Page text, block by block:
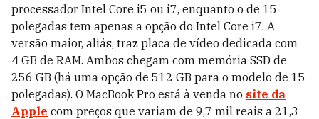
processador Intel Core i5 ou i7, enquanto o de 15
polegadas tem apenas a opção do Intel Core i7. A
versão maior, aliás, traz placa de vídeo dedicada com
4 GB de RAM. Ambos chegam com memória SSD de
256 GB (há uma opção de 512 GB para o modelo de 15
polegadas). O MacBook Pro está à venda no site da
Apple com preços que variam de 9,7 mil reais a 21,3